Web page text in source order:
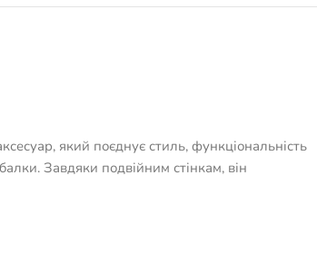
який поєднує стиль, функціональність
Завдяки подвійним стінкам, він